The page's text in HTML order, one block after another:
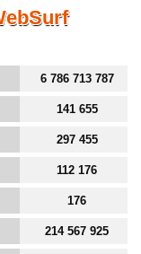
6 786 713 787
141 655
297 455
112 176
176
214 567 925